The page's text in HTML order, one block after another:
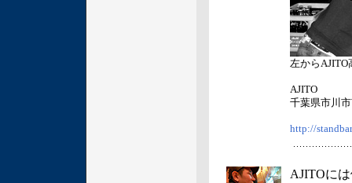
左からAJITO
AJITO
千葉県市川
http://
AJITOに